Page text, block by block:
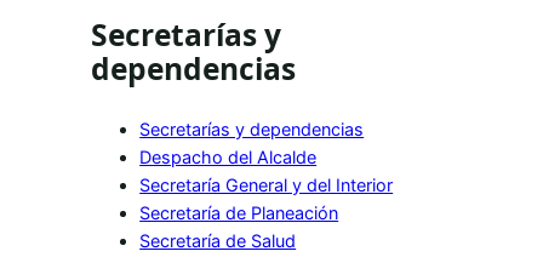
Secretarías y
dependencias
Secretarías y dependencias
Despacho del Alcalde
Secretaría General y del Interior
Secretaría de Planeación
Secretaría de Salud